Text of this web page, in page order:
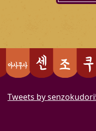
Tweets by